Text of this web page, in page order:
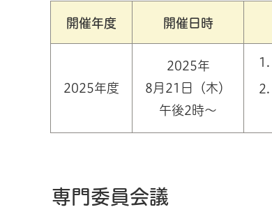
開催年度 開催日時
2025年度
2025年
8月21日（木）
午後2時～
専門委員会議